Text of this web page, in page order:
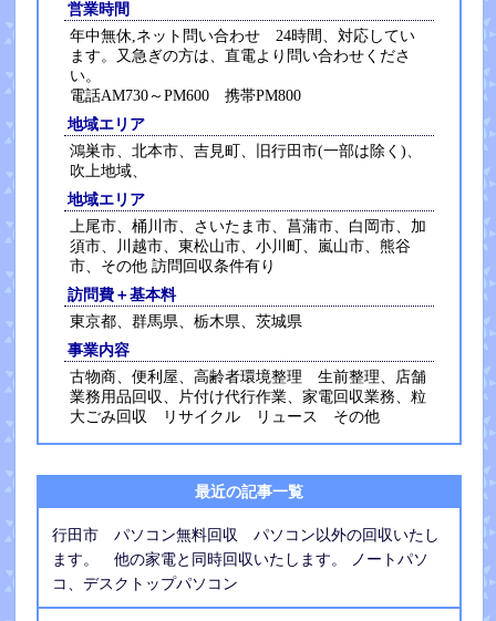
営業時間
年中無休,ネット問い合わせ 24時間、対応してい
ます。又急ぎの方は、直電より問い合わせくださ
い。
電話AM730～PM600 携帯PM800
地域エリア
鴻巣市、北本市、吉見町、旧行田市(一部は除く)、
吹上地域、
地域エリア
上尾市、桶川市、さいたま市、菖蒲市、白岡市、加
須市、川越市、東松山市、小川町、嵐山市、熊谷
市、その他 訪問回収条件有り
訪問費＋基本料
東京都、群馬県、栃木県、茨城県
事業内容
古物商、便利屋、高齢者環境整理 生前整理、店舗
業務用品回収、片付け代行作業、家電回収業務、粒
大ごみ回収 リサイクル リュース その他
最近の記事一覧
行田市 パソコン無料回収 パソコン以外の回収いたし
ます。 他の家電と同時回収いたします。 ノートパソ
コ、デスクトップパソコン